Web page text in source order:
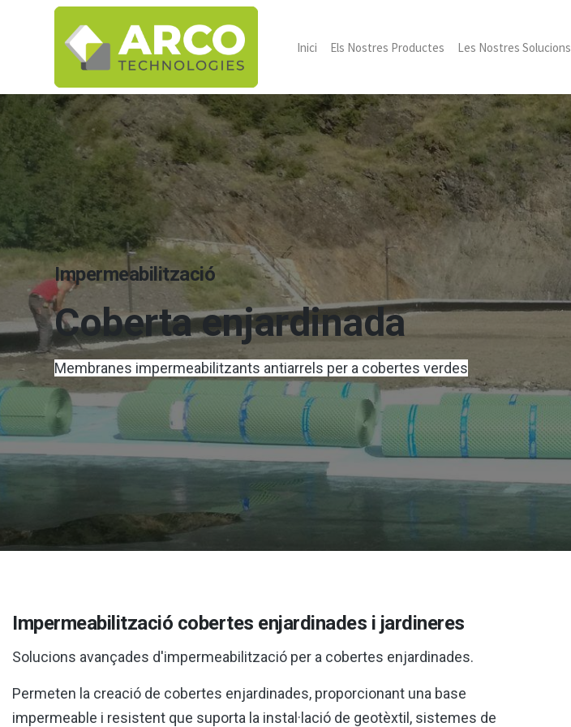
Inici Els Nostres Productes Les Nostres Solucions
Impermeabilització
Coberta enjardinada
Membranes impermeabilitzants antiarrels per a cobertes verdes
Impermeabilització cobertes enjardinades i jardineres​
Solucions avançades d'impermeabilització per a cobertes enjardinades.
Permeten la creació de cobertes enjardinades, proporcionant una base
impermeable i resistent que suporta la instal·lació de geotèxtil, sistemes de